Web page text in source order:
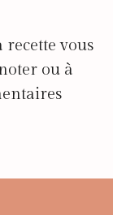
recette vous
ou à